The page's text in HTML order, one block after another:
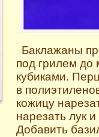
Баклажаны
под грилем до
кубиками.
в
кожицу
нарезать лук
Добавить